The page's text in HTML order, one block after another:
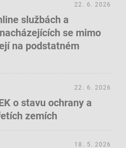
službách a
se mimo
na podstatném
22. 6. 2026
o stavu ochrany a
zemích
22. 6. 2026
18. 5. 2026